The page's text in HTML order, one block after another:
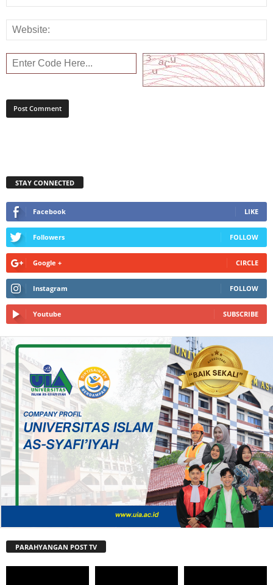
STAY CONNECTED
Facebook LIKE
Followers FOLLOW
Google + CIRCLE
Instagram FOLLOW
Youtube SUBSCRIBE
PARAHYANGAN POST TV